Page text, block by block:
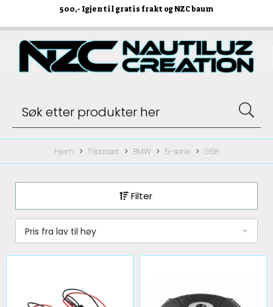
500,- Igjen til gratis frakt og NZC baum
Hjem Tilpasset BMW 5-serie G68
Filter
Pris fra lav til høy